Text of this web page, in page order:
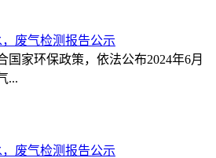
废气检测报告公示
国家环保政策，依法公布2024年6月
...
废气检测报告公示